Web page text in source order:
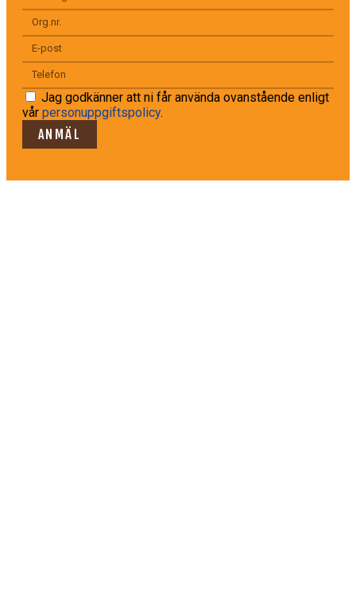
Jag godkänner att ni får använda ovanstående enligt
vår personuppgiftspolicy.
ANMÄL